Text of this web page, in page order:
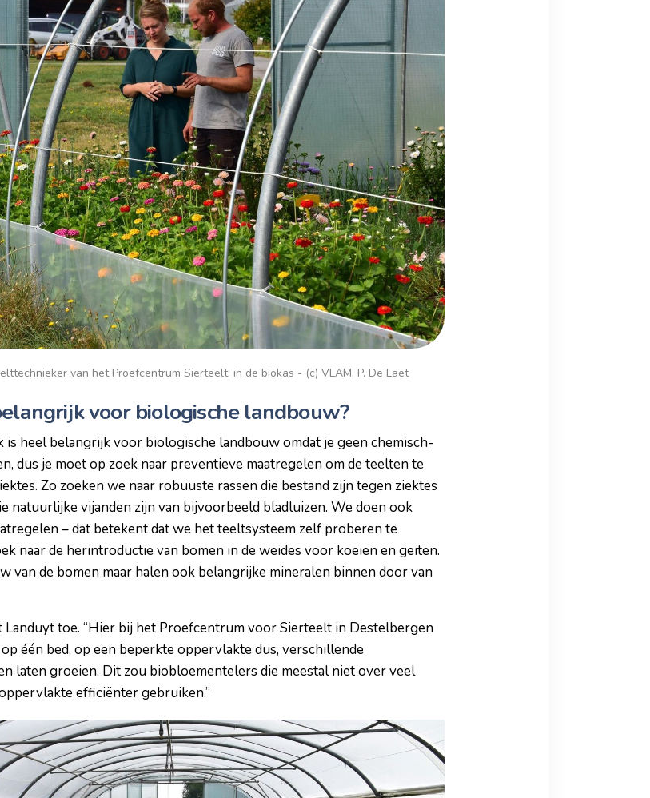
van het Proefcentrum Sierteelt, in de biokas - (c) VLAM, P. De Laet
voor biologische landbouw?
is heel belangrijk voor biologische landbouw omdat je geen chemisch-
dus je moet op zoek naar preventieve maatregelen om de teelten te
Zo zoeken we naar robuuste rassen die bestand zijn tegen ziektes
natuurlijke vijanden zijn van bijvoorbeeld bladluizen. We doen ook
– dat betekent dat we het teeltsysteem zelf proberen te
naar de herintroductie van bomen in de weides voor koeien en geiten.
van de bomen maar halen ook belangrijke mineralen binnen door van
Landuyt toe. “Hier bij het Proefcentrum voor Sierteelt in Destelbergen
één bed, op een beperkte oppervlakte dus, verschillende
laten groeien. Dit zou biobloementelers die meestal niet over veel
efficiënter gebruiken.”